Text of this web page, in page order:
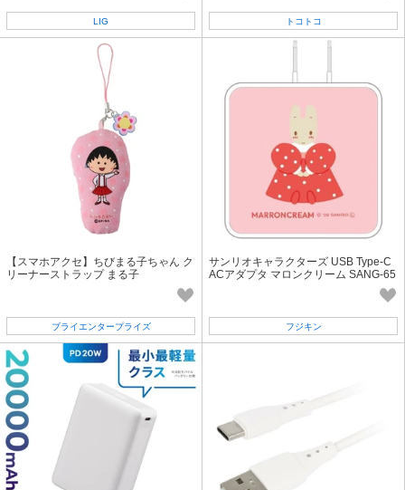
LIG トコトコ
【スマホアクセ】ちびまる子ちゃん ク
リーナーストラップ まる子
ブライエンタープライズ
サンリオキャラクターズ USB Type-C
ACアダプタ マロンクリーム SANG-65
フジキン